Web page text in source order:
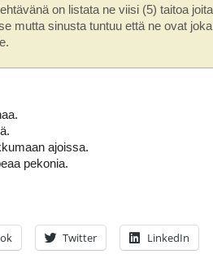
on listata ne viisi (5) taitoa
mutta sinusta tuntuu että ne ovat
ajoissa.
pekonia.
Twitter LinkedIn